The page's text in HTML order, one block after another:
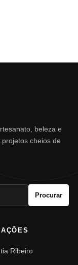
beleza e
cheios de
Procurar
Ribeiro